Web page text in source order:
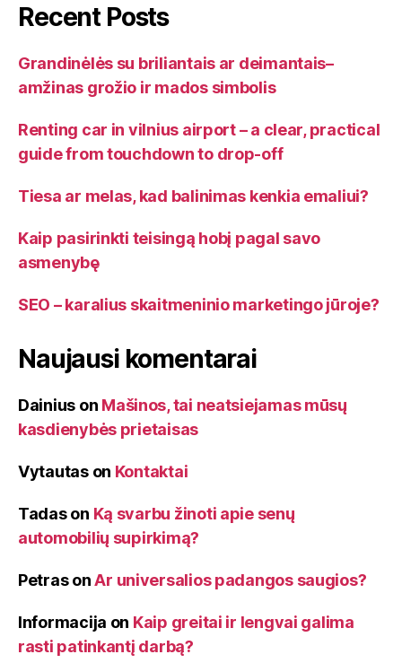
Recent Posts
Grandinėlės su briliantais ar deimantais–
amžinas grožio ir mados simbolis
Renting car in vilnius airport – a clear, practical
guide from touchdown to drop-off
Tiesa ar melas, kad balinimas kenkia emaliui?
Kaip pasirinkti teisingą hobį pagal savo
asmenybę
SEO – karalius skaitmeninio marketingo jūroje?
Naujausi komentarai
Dainius on Mašinos, tai neatsiejamas mūsų
kasdienybės prietaisas
Vytautason Kontaktai
Tadason Ką svarbu žinoti apie senų
automobilių supirkimą?
PetrasonAr universalios padangos saugios?
Informacija on Kaip greitai ir lengvai galima
rasti patinkantį darbą?